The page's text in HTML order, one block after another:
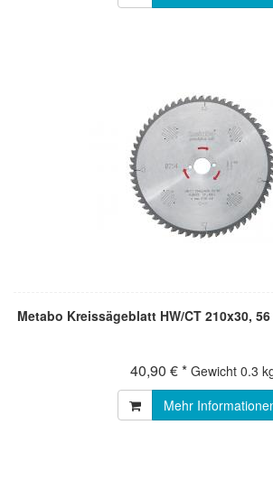
Metabo Kreissägeblatt HW/CT 210x30,
40,90 € * Gewicht 0.3
Mehr